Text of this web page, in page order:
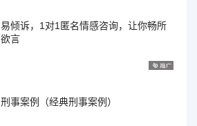
易倾诉，1对1匿名情感咨询，让你畅所
欲言
刑事案例（经典刑事案例）